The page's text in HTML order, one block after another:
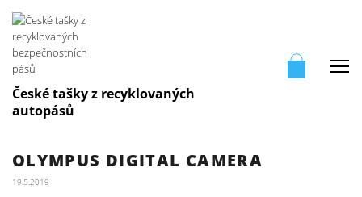
České tašky z recyklovaných
autopásů
OLYMPUS DIGITAL CAMERA
19.5.2019